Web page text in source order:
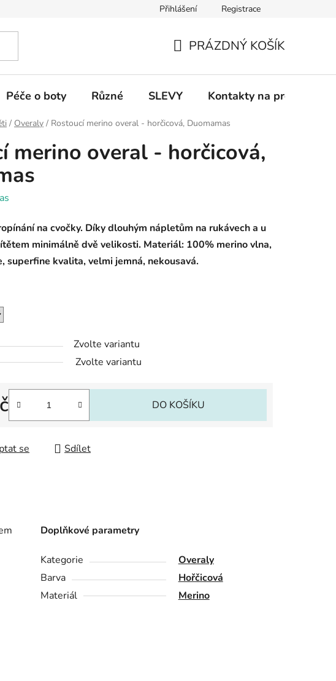
Informace k on-line platbám Odstoupení od
Přihlášení Registrace
KOŠÍK
PRÁZDNÝ KOŠÍK
Péče o boty Různé SLEVY Kontakty na prodejny
/ Overaly / Rostoucí merino overal - horčicová, Duomamas
merino overal - horčicová,
na cvočky. Díky dlouhým nápletům na rukávech a u
minimálně dvě velikosti. Materiál: 100% merino vlna,
superfine kvalita, velmi jemná, nekousavá.
Zvolte variantu
Zvolte variantu
DO KOŠÍKU
se Sdílet
Doplňkové parametry
Kategorie
Overaly
Barva
Hořčicová
Materiál
Merino